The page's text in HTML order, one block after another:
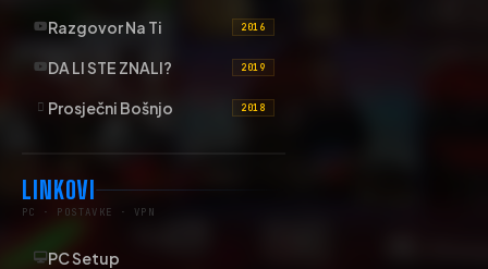
Razgovor Na Ti 2016
DA LI STE ZNALI? 2019
Prosječni Bošnjo 2018
LINKOVI
PC · POSTAVKE · VPN
PC Setup